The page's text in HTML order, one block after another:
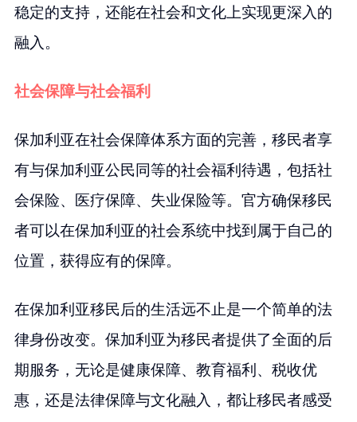
稳定的支持，还能在社会和文化上实现更深入的
融入。
社会保障与社会福利
保加利亚在社会保障体系方面的完善，移民者享
有与保加利亚公民同等的社会福利待遇，包括社
会保险、医疗保障、失业保险等。官方确保移民
者可以在保加利亚的社会系统中找到属于自己的
位置，获得应有的保障。
在保加利亚移民后的生活远不止是一个简单的法
律身份改变。保加利亚为移民者提供了全面的后
期服务，无论是健康保障、教育福利、税收优
惠，还是法律保障与文化融入，都让移民者感受